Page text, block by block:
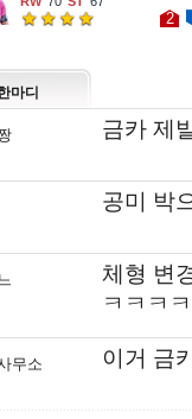
2
마디
금카 제
공미 박
체형 변
ㅋㅋㅋ
무소 이거 금